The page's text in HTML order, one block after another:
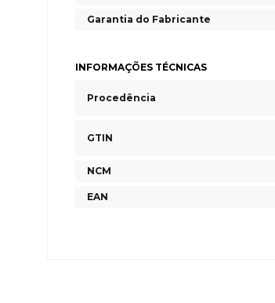
Garantia do Fabricante
INFORMAÇÕES TÉCNICAS
Procedência
GTIN
NCM
EAN